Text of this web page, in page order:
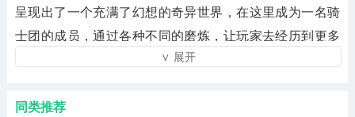
呈现出了一个充满了幻想的奇异世界，在这里成为一名骑
士团的成员，通过各种不同的磨炼，让玩家去经历到更多
的剧情轮回，解开更多的巨龙与巫师之间的种种阴谋，成
轻松的锻造方式，让玩家可以通过驯兽的挑战，完成更加
∨ 展开
同类推荐